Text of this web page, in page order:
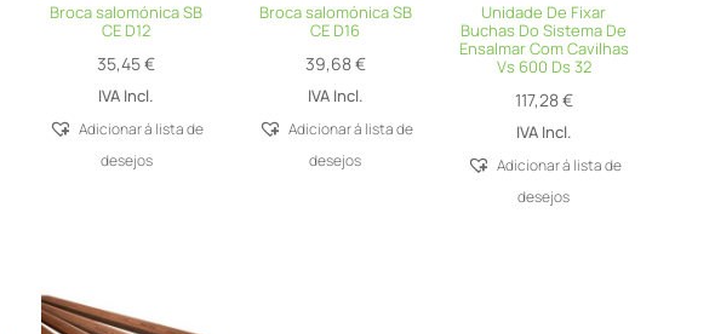
Broca salomónica SB
CE D12
35,45€
IVA Incl.
Adicionar á lista de
desejos
Broca salomónica SB
CE D16
39,68€
IVA Incl.
Adicionar á lista de
desejos
Unidade De Fixar
Buchas Do Sistema De
Ensalmar Com Cavilhas
Vs 600 Ds 32
117,28€
IVA Incl.
Adicionar á lista de
desejos